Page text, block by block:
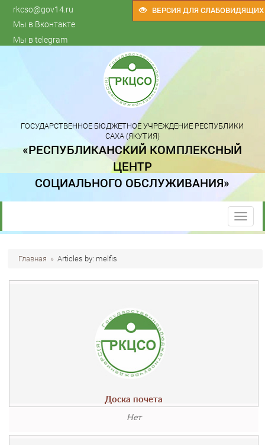
ВЕРСИЯ ДЛЯ СЛАБОВИДЯЩИХ
rkcso@gov14.ru
Мы в Вконтакте
Мы в telegram
ГОСУДАРСТВЕННОЕ БЮДЖЕТНОЕ УЧРЕЖДЕНИЕ РЕСПУБЛИКИ
САХА (ЯКУТИЯ)
«РЕСПУБЛИКАНСКИЙ КОМПЛЕКСНЫЙ
ЦЕНТР
СОЦИАЛЬНОГО ОБСЛУЖИВАНИЯ»
trk
Главная » Articles by: melfis
Доска почета
Нет